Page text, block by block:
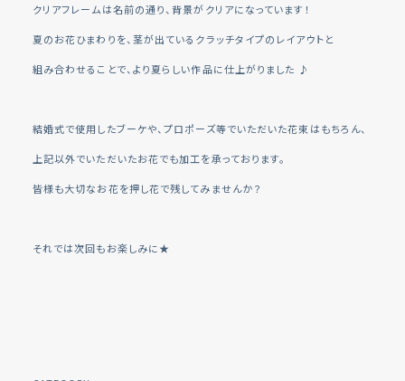
クリアフレームは名前の通り、背景がクリアになっています！
夏のお花ひまわりを、茎が出ているクラッチタイプのレイアウトと
組み合わせることで、より夏らしい作品に仕上がりました ♪
結婚式で使用したブーケや、プロポーズ等でいただいた花束はもちろん、
上記以外でいただいたお花でも加工を承っております。
皆様も大切なお花を押し花で残してみませんか？
それでは次回もお楽しみに★